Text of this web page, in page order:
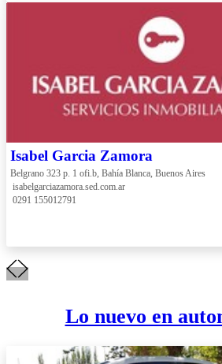
Isabel Garcia Zamora
Belgrano 323 p. 1 ofi.b, Bahía Blanca, Buenos Aires
isabelgarciazamora.sed.com.ar
0291 155012791
Lo nuevo en